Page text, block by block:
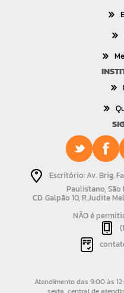
Escritório: Av. Brig.
Paulistano, São
CD: Galpão 10, R.Judite
NÃO é